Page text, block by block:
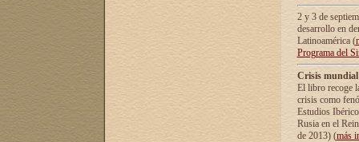
2 y 3 de
desarrollo en
Latinoamérica (
Programa del
Crisis
El libro recoge
crisis como
Estudios
Rusia en el
de 2013) (más